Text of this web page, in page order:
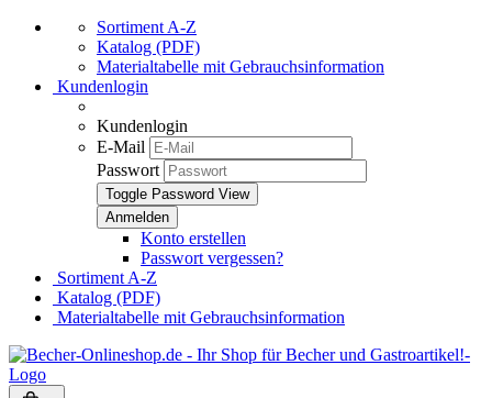
Sortiment A-Z
Katalog (PDF)
Materialtabelle mit Gebrauchsinformation
Kundenlogin
Kundenlogin
E-Mail
Passwort
Toggle Password View
Konto erstellen
Passwort vergessen?
Sortiment A-Z
Katalog (PDF)
Materialtabelle mit Gebrauchsinformation